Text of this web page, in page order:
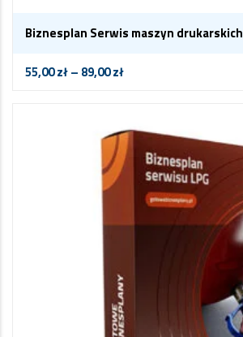
Biznesplan Serwis maszyn drukarskich
55,00zł– 89,00zł